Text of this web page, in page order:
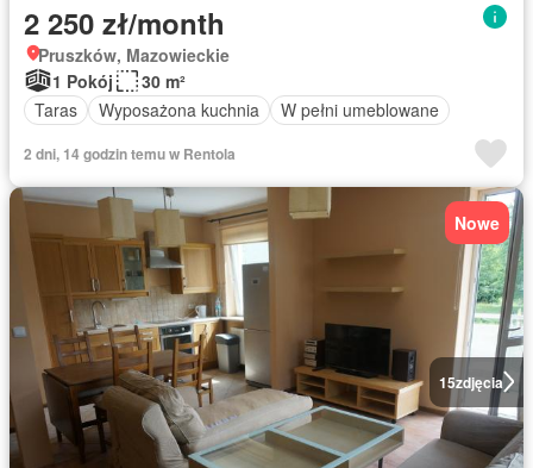
2 250 zł/month
Pruszków, Mazowieckie
1 Pokój
30 m²
Taras
Wyposażona kuchnia W pełni umeblowane
2 dni, 14 godzin temu w Rentola
15zdjęcia
Nowe